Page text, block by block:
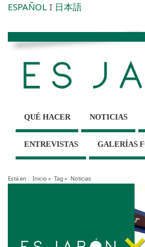
ESPAÑOL I 日本語
QUÉ HACER NOTICIAS
ENTREVISTAS GALERÍAS
Está en : Inicio» Tag » Noticias